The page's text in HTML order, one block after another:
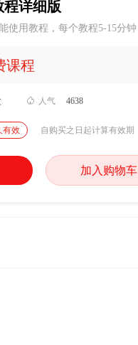
程详细版
使用教程，每个教程5-15分钟
课程
 人气 4638
有效 自购买之日起计算有效期
加入购物车